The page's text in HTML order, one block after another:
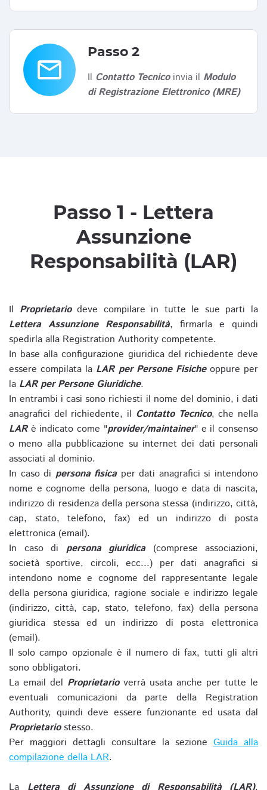
email
Passo 2
Il Contatto Tecnicoinvia il Modulo
di Registrazione Elettronico (MRE)
Passo 1 - Lettera
Assunzione
Responsabilità (LAR)
Il Proprietariodeve compilare in tutte le sue parti la
Lettera Assunzione Responsabilità, firmarla e quindi
spedirla alla Registration Authority competente.
In base alla configurazione giuridica del richiedente deve
essere compilata la LAR per Persone Fisicheoppure per
la LAR per Persone Giuridiche.
In entrambi i casi sono richiesti il nome del dominio, i dati
anagrafici del richiedente, il Contatto Tecnico, che nella
LARè indicato come "provider/maintainer" e il consenso
o meno alla pubblicazione su internet dei dati personali
associati al dominio.
In caso di persona fisicaper dati anagrafici si intendono
nome e cognome della persona, luogo e data di nascita,
indirizzo di residenza della persona stessa (indirizzo, città,
cap, stato, telefono, fax) ed un indirizzo di posta
elettronica (email).
In caso di persona giuridica(comprese associazioni,
società sportive, circoli, ecc...) per dati anagrafici si
intendono nome e cognome del rappresentante legale
della persona giuridica, ragione sociale e indirizzo legale
(indirizzo, città, cap, stato, telefono, fax) della persona
giuridica stessa ed un indirizzo di posta elettronica
(email).
Il solo campo opzionale è il numero di fax, tutti gli altri
sono obbligatori.
La email del Proprietarioverrà usata anche per tutte le
eventuali comunicazioni da parte della Registration
Authority, quindi deve essere funzionante ed usata dal
Proprietariostesso.
Per maggiori dettagli consultare la sezione Guida alla
compilazione della LAR.